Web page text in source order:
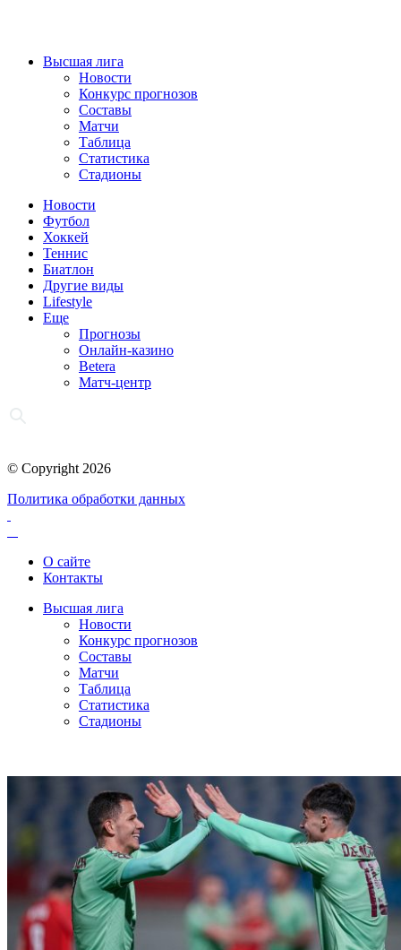
Высшая лига
Новости
Конкурс прогнозов
Составы
Матчи
Таблица
Статистика
Стадионы
Новости
Футбол
Хоккей
Теннис
Биатлон
Другие виды
Lifestyle
Еще
Прогнозы
Онлайн-казино
Betera
Матч-центр
© Copyright 2026
Политика обработки данных
О сайте
Контакты
Высшая лига
Новости
Конкурс прогнозов
Составы
Матчи
Таблица
Статистика
Стадионы